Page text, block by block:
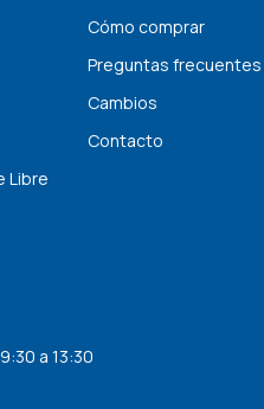
Libre
Cómo comprar
Preguntas frecuentes
Cambios
Contacto
a 13:30